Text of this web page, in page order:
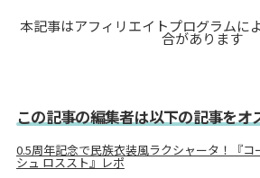
本記事はアフィリエイトプログラムに
合があります
この記事の編集者は以下の記事をオ
0.5周年記念で民族衣装風ラクシャータ！『コ
シュ ロススト』レポ